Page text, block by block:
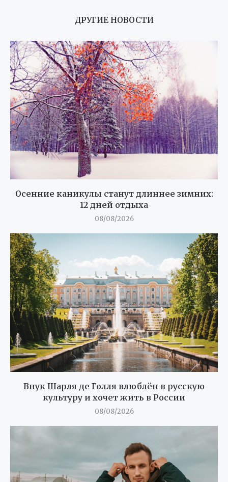
ДРУГИЕ НОВОСТИ
Осенние каникулы станут длиннее зимних:
12 дней отдыха
08/08/2026
Внук Шарля де Голля влюблён в русскую
культуру и хочет жить в России
08/08/2026